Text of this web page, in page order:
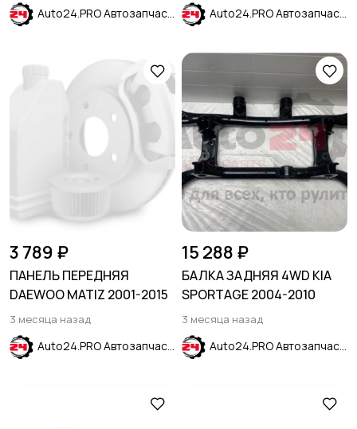
Auto24.PRO Автозапчасти Auto24.PRO Автозапчасти
3 789 ₽
ПАНЕЛЬ ПЕРЕДНЯЯ
DAEWOO MATIZ 2001-2015
3 месяца назад
Auto24.PRO Автозапчасти
15 288 ₽
БАЛКА ЗАДНЯЯ 4WD KIA
SPORTAGE 2004-2010
3 месяца назад
Auto24.PRO Автозапчасти